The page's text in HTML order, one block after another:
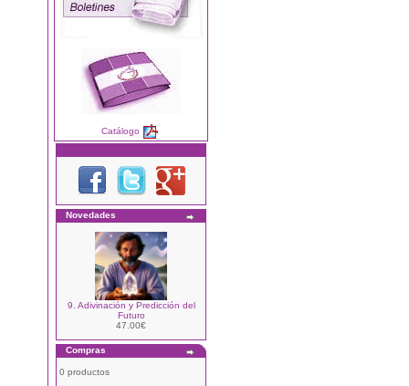
Catálogo
Novedades
9. Adivinación y Predicción del
Futuro
47.00€
Compras
0 productos